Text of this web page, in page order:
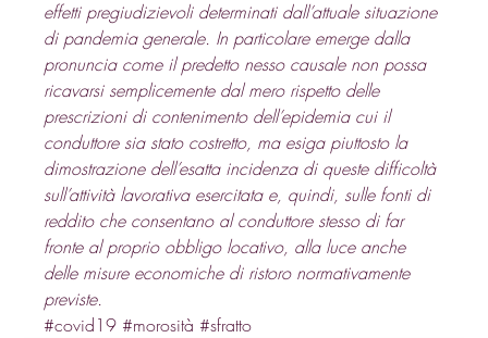
effetti pregiudizievoli determinati dall’attuale situazione
di pandemia generale. In particolare emerge dalla
pronuncia come il predetto nesso causale non possa
ricavarsi semplicemente dal mero rispetto delle
prescrizioni di contenimento dell’epidemia cui il
conduttore sia stato costretto, ma esiga piuttosto la
dimostrazione dell’esatta incidenza di queste difficoltà
sull’attività lavorativa esercitata e, quindi, sulle fonti di
reddito che consentano al conduttore stesso di far
fronte al proprio obbligo locativo, alla luce anche
delle misure economiche di ristoro normativamente
previste.
#covid19 #morosità #sfratto